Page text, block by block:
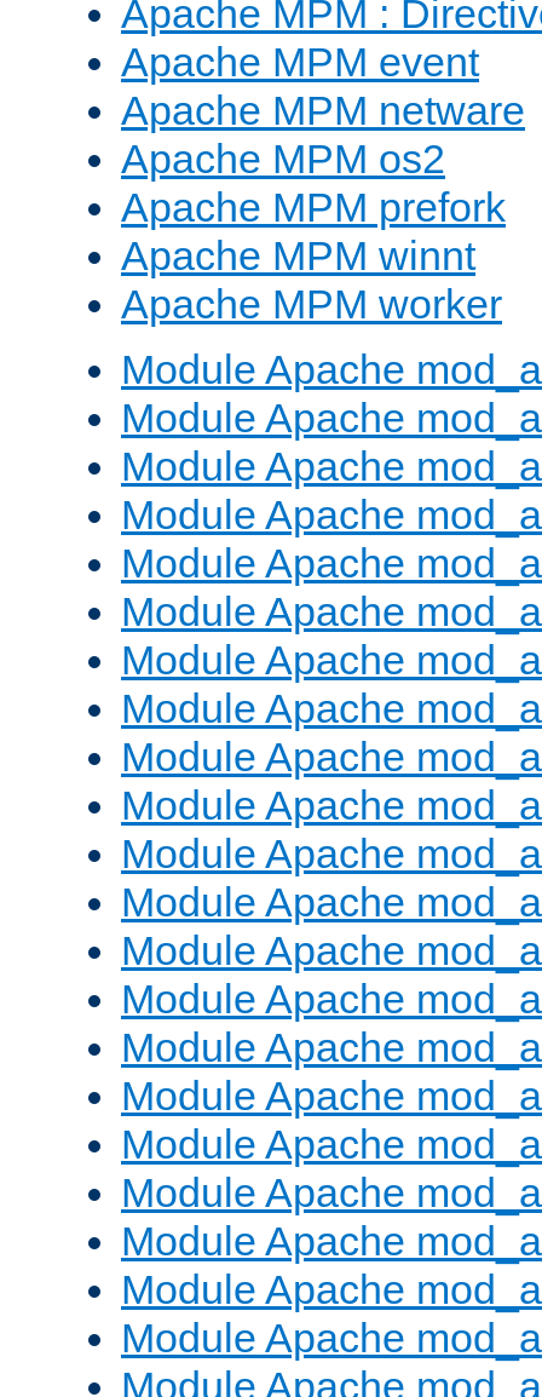
Apache MPM :
Apache MPM event
Apache MPM netware
Apache MPM os2
Apache MPM prefork
Apache MPM winnt
Apache MPM worker
Module Apache
Module Apache
Module Apache
Module Apache
Module Apache
Module Apache
Module Apache
Module Apache
Module Apache
Module Apache
Module Apache
Module Apache
Module Apache
Module Apache
Module Apache
Module Apache
Module Apache
Module Apache
Module Apache
Module Apache
Module Apache
Module Apache